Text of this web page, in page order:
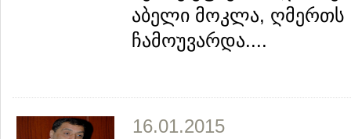
აბელი მოკლა,
ჩამოუვარდა....
16.01.2015